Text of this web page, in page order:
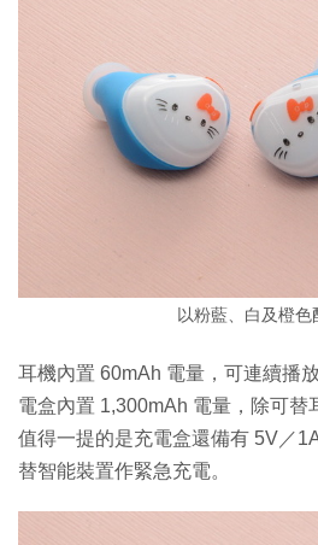
以粉藍、白及橙色
耳機內置 60mAh 電量，可連續播
電盒內置 1,300mAh 電量，除可替
值得一提的是充電盒還備有 5V／
替智能裝置作緊急充電。